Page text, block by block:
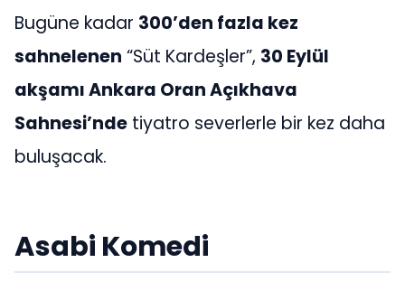
Bugüne kadar 300’den fazla kez
sahnelenen “Süt Kardeşler”, 30 Eylül
akşamı Ankara Oran Açıkhava
Sahnesi’nde tiyatro severlerle bir kez daha
buluşacak.
Asabi Komedi